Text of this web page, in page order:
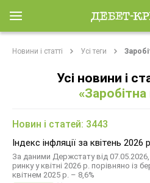
Новини і статті Усі теги
Усі новини і
Новин і статей: 3443
Індекс інфляції за квітень 2026
За даними Держстату від
ринку у квітні 2026 р. порівняно із
квітнем 2025 р. – 8,6%